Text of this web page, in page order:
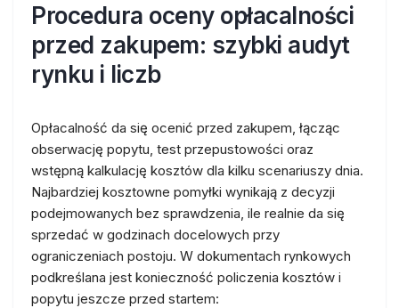
Procedura oceny opłacalności
przed zakupem: szybki audyt
rynku i liczb
Opłacalność da się ocenić przed zakupem, łącząc
obserwację popytu, test przepustowości oraz
wstępną kalkulację kosztów dla kilku scenariuszy dnia.
Najbardziej kosztowne pomyłki wynikają z decyzji
podejmowanych bez sprawdzenia, ile realnie da się
sprzedać w godzinach docelowych przy
ograniczeniach postoju. W dokumentach rynkowych
podkreślana jest konieczność policzenia kosztów i
popytu jeszcze przed startem: